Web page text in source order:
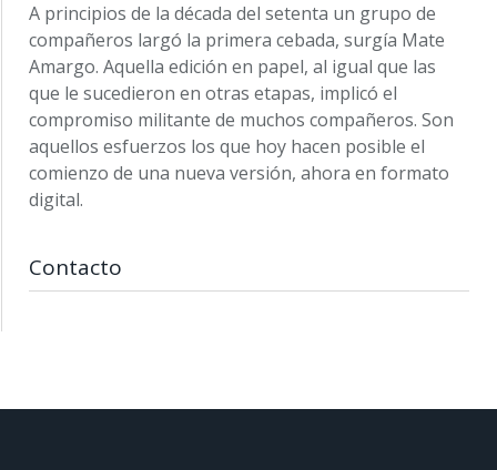
A principios de la década del setenta un grupo de
compañeros largó la primera cebada, surgía Mate
Amargo. Aquella edición en papel, al igual que las
que le sucedieron en otras etapas, implicó el
compromiso militante de muchos compañeros. Son
aquellos esfuerzos los que hoy hacen posible el
comienzo de una nueva versión, ahora en formato
digital.
Contacto